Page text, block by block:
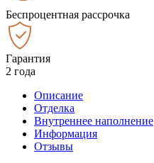
Беспроцентная рассрочка
Гарантия
2 года
Описание
Отделка
Внутреннее наполнение
Информация
Отзывы